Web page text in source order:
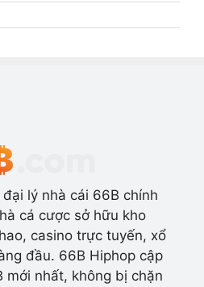
lý nhà cái 66B chính
cá cược sở hữu kho
casino trực tuyến, xổ
đầu. 66B Hiphop cập
mới nhất, không bị chặn